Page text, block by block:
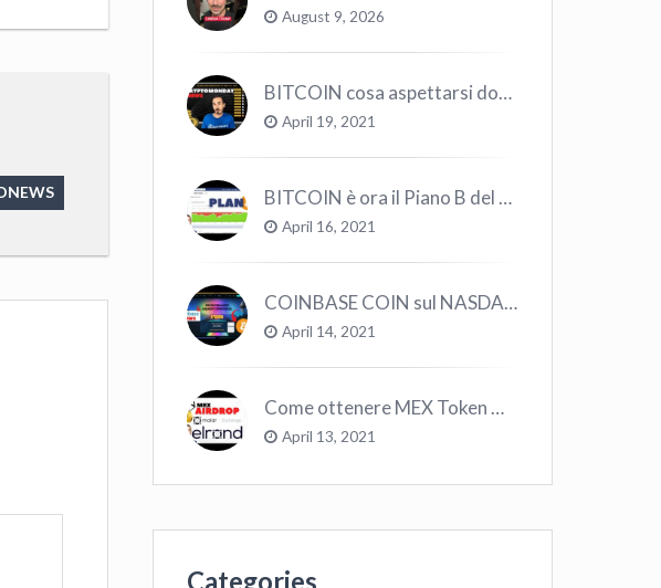
August 9, 2026
BITCOIN cosa aspettarsi dopo il “Crollo”? – CryptoMonday NEWS w16/’21
April 19, 2021
BITCOIN è ora il Piano B del Mondo
April 16, 2021
COINBASE COIN sul NASDAQ e le CRYPTO volano!
April 14, 2021
Come ottenere MEX Token GRATIS su Elrond ?
April 13, 2021
Categories